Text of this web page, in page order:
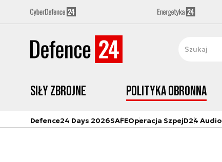
Siły zbrojne Polityka obronna
Defence24 Days 2026SAFEOperacja SzpejD24 Audio